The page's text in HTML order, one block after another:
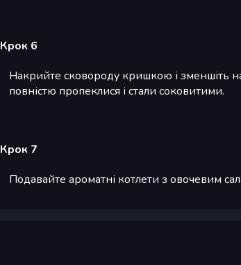
Крок 6
Накрийте сковороду кришкою і зменшіть
повністю пропеклися і стали соковитими.
Крок 7
Подавайте ароматні котлети з овочевим